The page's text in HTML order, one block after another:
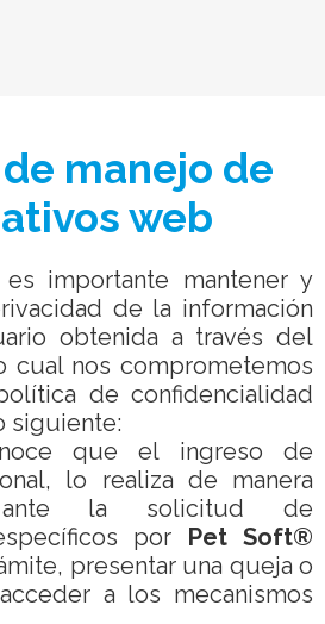
manejo de
web
importante mantener y
de la información
obtenida a través del
cual nos comprometemos
de confidencialidad
siguiente:
que el ingreso de
lo realiza de manera
la solicitud de
por Pet Soft®
presentar una queja o
a los mecanismos